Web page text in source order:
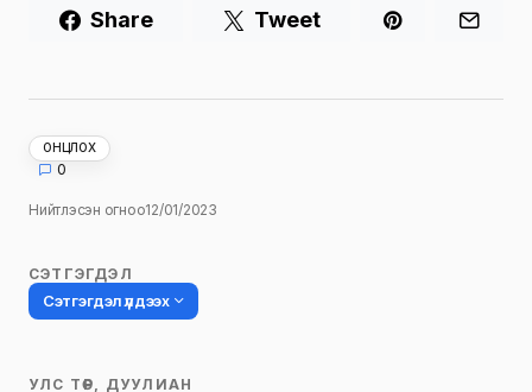
Share Tweet
ОНЦЛОХ
0
Нийтлэсэн огноо12/01/2023
СЭТГЭГДЭЛ
Сэтгэгдэл үлдээх
УЛС ТӨР, ДУУЛИАН